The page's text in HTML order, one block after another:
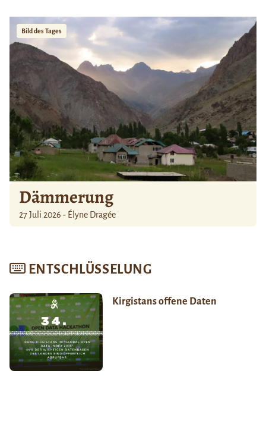
Bild des Tages
Dämmerung
27 Juli 2026 - Élyne Dragée
ENTSCHLÜSSELUNG
Kirgistans offene Daten